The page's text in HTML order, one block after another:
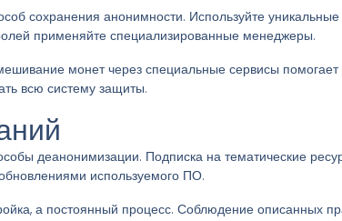
сохранения анонимности. Используйте
применяйте специализированные менеджеры.
монет через специальные сервисы
всю систему защиты.
деанонимизации. Подписка на тематические
используемого ПО.
а постоянный процесс. Соблюдение описанных